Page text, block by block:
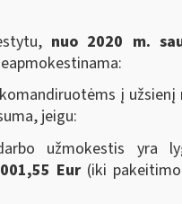
nuo 2020 m.
į
jeigu:
užmokestis yra
Eur (iki